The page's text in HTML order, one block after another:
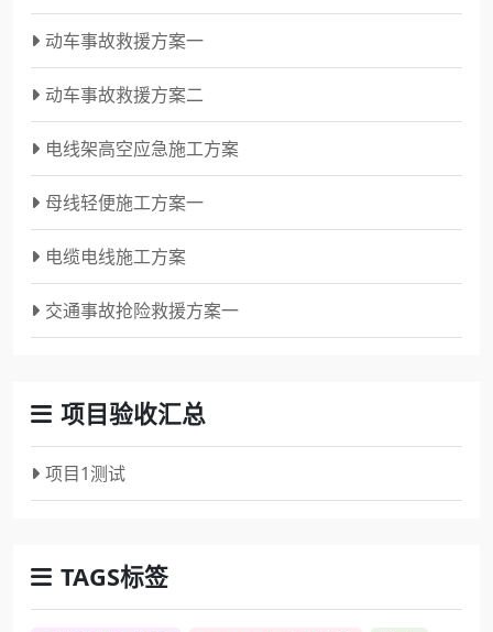
动车事故救援方案一
动车事故救援方案二
电线架高空应急施工方案
母线轻便施工方案一
电缆电线施工方案
交通事故抢险救援方案一
项目验收汇总
项目1测试
TAGS标签